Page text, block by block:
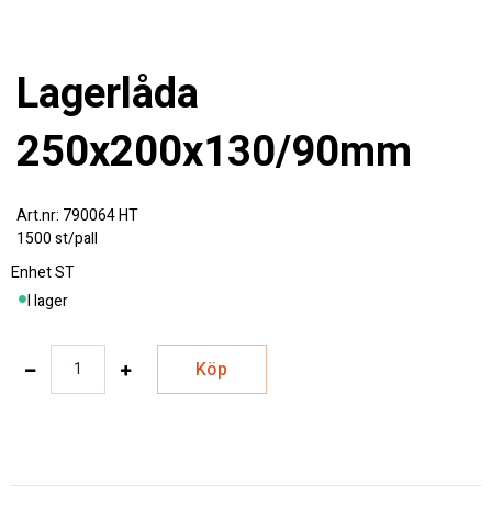
Lagerlåda
250x200x130/90mm
790064 HT
1500 st/pall
EnhetST
I lager
Köp